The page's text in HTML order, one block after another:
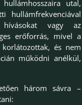
utal,
hullámfrekvenciával
vagy az
erőforrás, mivel a
és nem
működni anélkül,
három sávra –